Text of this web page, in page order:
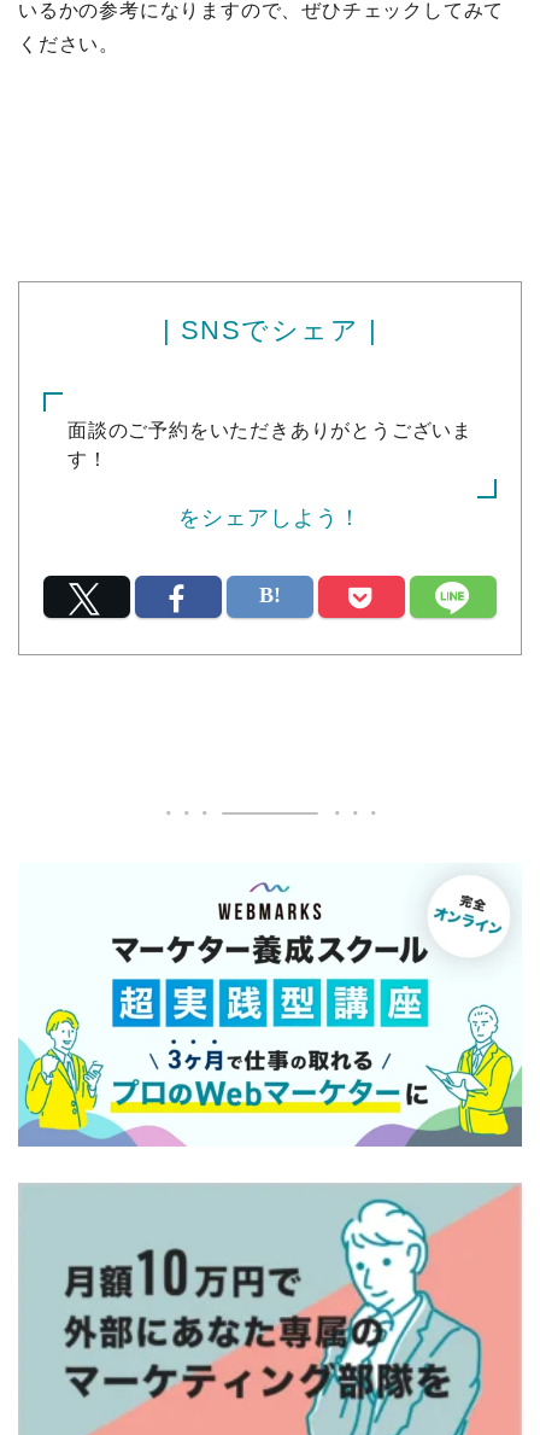
いるかの参考になりますので、ぜひチェックしてみて
ください。
| SNSでシェア |
面談のご予約をいただきありがとうございま
す！
をシェアしよう！